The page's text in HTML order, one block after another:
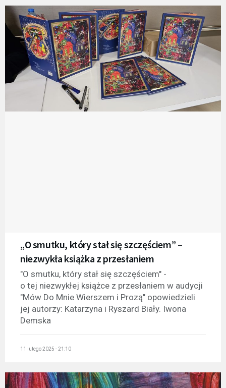
„O smutku, który stał się szczęściem” –
niezwykła książka z przesłaniem
"O smutku, który stał się szczęściem" -
o tej niezwykłej książce z przesłaniem w audycji
"Mów Do Mnie Wierszem i Prozą" opowiedzieli
jej autorzy: Katarzyna i Ryszard Biały. Iwona
Demska
11 lutego 2025 - 21:10